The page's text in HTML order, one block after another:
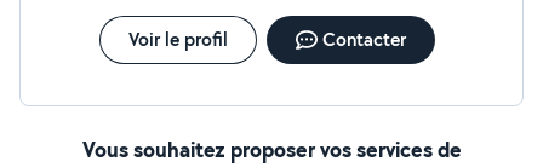
Voir le profil Contacter
Vous souhaitez proposer vos services de